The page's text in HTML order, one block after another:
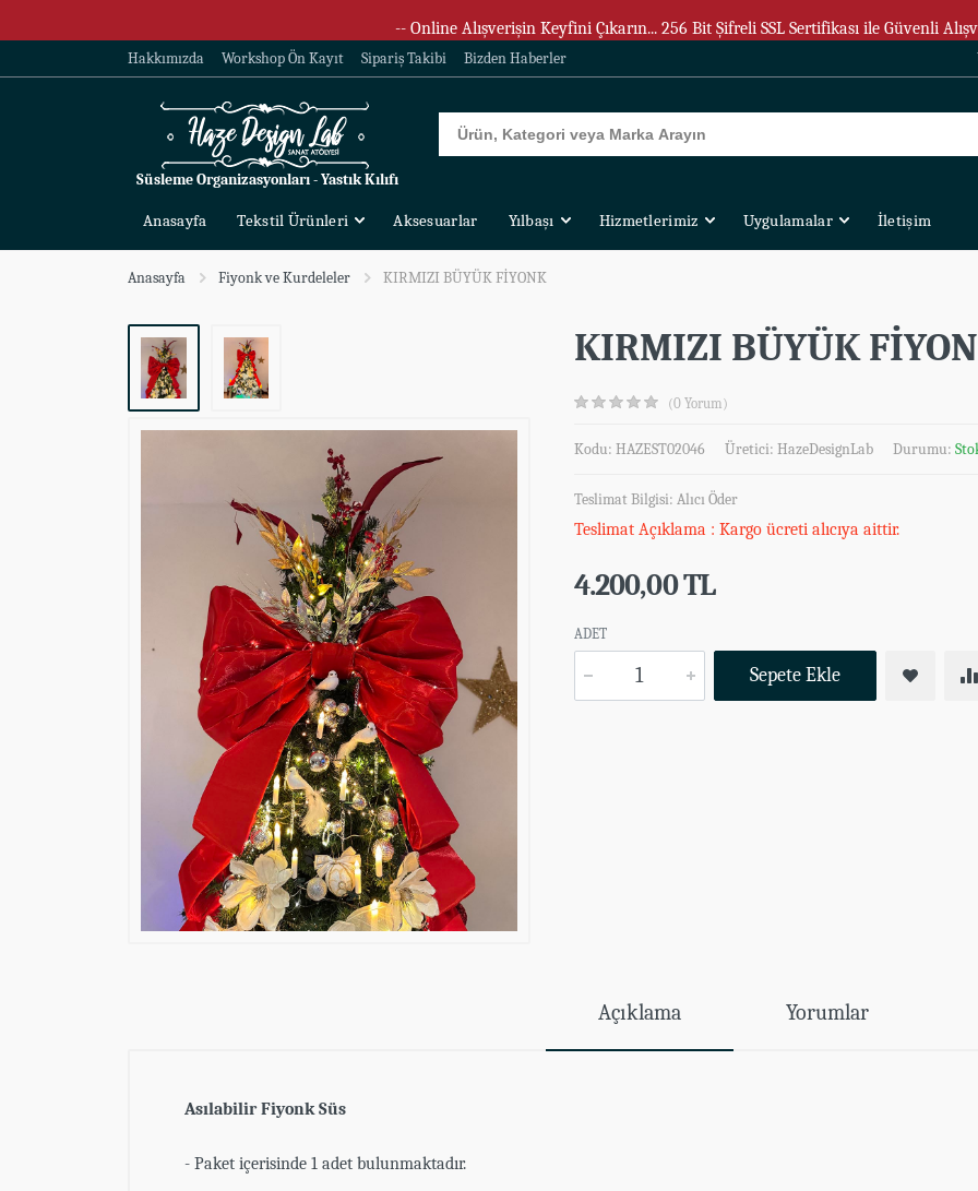
-- Online Alışverişin Keyfini Çıkarın... 256 Bit Şifreli SSL Sertifikası ile Güvenli
Hakkımızda Workshop Ön Kayıt Sipariş Takibi Bizden Haberler
Süsleme Organizasyonları - Yastık Kılıfı
Anasayfa Tekstil Ürünleri Aksesuarlar Yılbaşı Hizmetlerimiz Uygulamalar İletişim
Anasayfa Fiyonk ve Kurdeleler KIRMIZI BÜYÜK FİYONK
KIRMIZI BÜYÜK
(0 Yorum)
Kodu: HAZEST02046 Üretici: HazeDesignLab Durumu:
Teslimat Bilgisi: Alıcı Öder
Teslimat Açıklama : Kargo ücreti alıcıya aittir.
4.200,00 TL
ADET
Sepete Ekle
Açıklama Yorumlar
Asılabilir Fiyonk Süs
- Paket içerisinde 1 adet bulunmaktadır.